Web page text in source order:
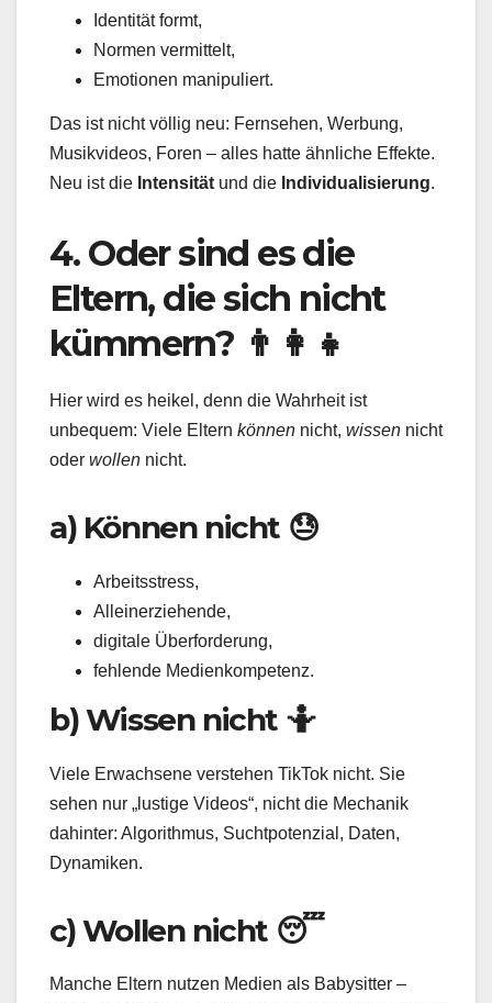
Identität formt,
Normen vermittelt,
Emotionen manipuliert.
Das ist nicht völlig neu: Fernsehen, Werbung,
Musikvideos, Foren – alles hatte ähnliche Effekte.
Neu ist die Intensität und die Individualisierung.
4. Oder sind es die
Eltern, die sich nicht
kümmern? 👨‍👩‍👧
Hier wird es heikel, denn die Wahrheit ist
unbequem: Viele Eltern können nicht, wissen nicht
oder wollen nicht.
a) Können nicht 😓
Arbeitsstress,
Alleinerziehende,
digitale Überforderung,
fehlende Medienkompetenz.
b) Wissen nicht 🤷
Viele Erwachsene verstehen TikTok nicht. Sie
sehen nur „lustige Videos“, nicht die Mechanik
dahinter: Algorithmus, Suchtpotenzial, Daten,
Dynamiken.
c) Wollen nicht 😴
Manche Eltern nutzen Medien als Babysitter –